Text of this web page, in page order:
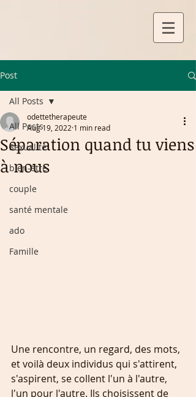
Post
All Posts
Sexualité
bien-être
couple
santé mentale
ado
Famille
All Posts
Séparation quand tu viens
à nous
odettetherapeute
Aug 19, 2022 1 min read
Une rencontre, un regard, des mots,
et voilà deux individus qui s'attirent,
s'aspirent, se collent l'un à l'autre,
l'un pour l'autre. Ils choisissent de